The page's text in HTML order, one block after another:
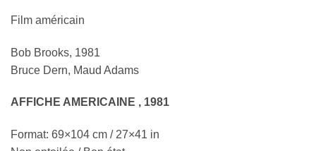
Film américain
Bob Brooks, 1981
Bruce Dern, Maud Adams
AFFICHE AMERICAINE , 1981
Format: 69×104 cm / 27×41 in